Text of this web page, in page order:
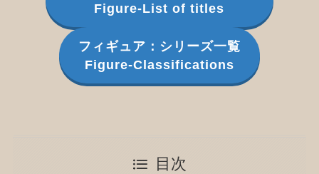
Figure-List of titles
フィギュア：シリーズ一覧
Figure-Classifications
目次